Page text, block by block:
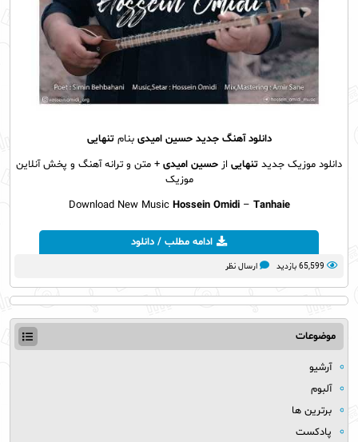
دانلود آهنگ جدید حسین امیدی بنامتنهایی
دانلود موزیک جدید تنهایی از حسین امیدی + متن و ترانه آهنگ و پخش آنلاین
موزیک
Download New Music Hossein Omidi– Tanhaie
ادامه مطلب / دانلود
65,599 بازدید ارسال نظر
موضوعات
آرشیو
آلبوم
برترین ها
پادکست